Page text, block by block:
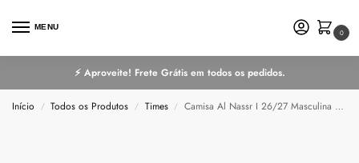
MENU
0
⚡ Aproveite! Frete Grátis em todos os pedidos.
Início / Todos os Produtos / Times / Camisa Al Nassr I 26/27 Masculina Torcedor